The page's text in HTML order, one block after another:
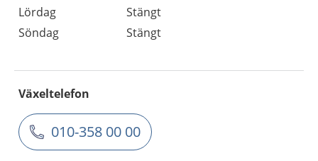
Lördag
Stängt
Söndag
Stängt
Växeltelefon
010-358 00 00